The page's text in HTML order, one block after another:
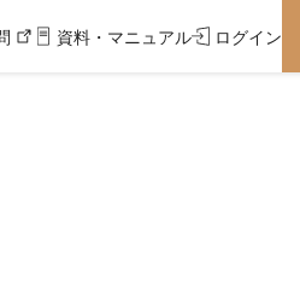
資料・マニュアル ログイン